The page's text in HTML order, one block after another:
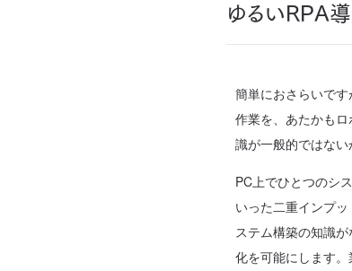
ゆるいRPA
簡単におさらいで
作業を、あたかも
識が一般的ではない
PC上でひとつのシ
いった二重インプ
ステム構築の知識
化を可能にします